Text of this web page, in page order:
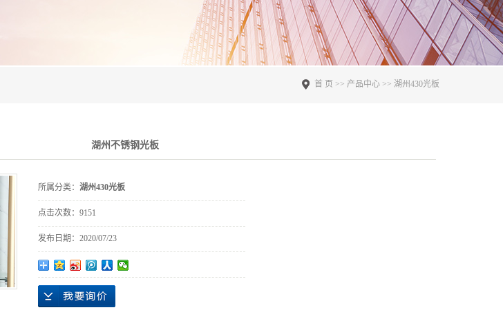
首 页 >> 产品中心 >> 湖州430光板
湖州不锈钢光板
所属分类： 湖州430光板
点击次数： 9151
发布日期： 2020/07/23